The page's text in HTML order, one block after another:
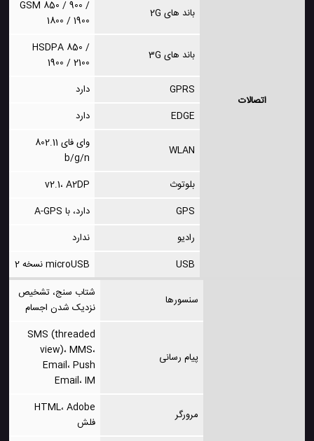
اتصالات
باند های 2G
GSM 850 / 900 /
1800 / 1900
باند های 3G
HSDPA 850 /
1900 / 2100
GPRS
دارد
EDGE
دارد
WLAN
وای فای 802.11
b/g/n
بلوتوث
v2.1، A2DP
GPS
دارد، با A-GPS
رادیو
ندارد
USB
microUSB نسخه 2
سنسورها
شتاب سنج، تشخیص
نزدیک شدن اجسام
پیام رسانی
SMS (threaded
view)، MMS،
Email، Push
Email، IM
مرورگر
HTML، Adobe
فلش